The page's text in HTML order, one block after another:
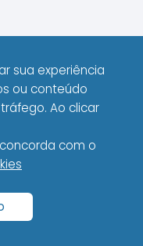
e
digitais são
as
sacar
sua experiência
ou conteúdo
Ao clicar
com o